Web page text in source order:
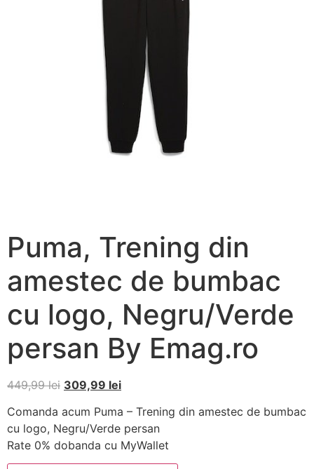
Puma, Trening din
amestec de bumbac
cu logo, Negru/Verde
persan By Emag.ro
449,99lei 309,99 lei
Comanda acum Puma – Trening din amestec de bumbac
cu logo, Negru/Verde persan
Rate 0% dobanda cu MyWallet